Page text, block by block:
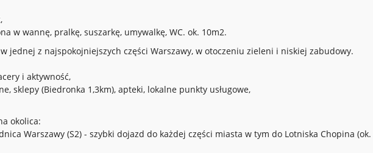
w wannę, pralkę, suszarkę, umywalkę, WC. ok. 10m2.
jednej z najspokojniejszych części Warszawy, w otoczeniu zieleni i niskiej zabudowy.
i aktywność,
sklepy (Biedronka 1,3km), apteki, lokalne punkty usługowe,
okolica:
Warszawy (S2) - szybki dojazd do każdej części miasta w tym do Lotniska Chopina (ok.